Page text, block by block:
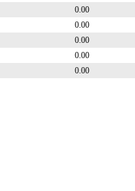
0.00
0.00
0.00
0.00
0.00